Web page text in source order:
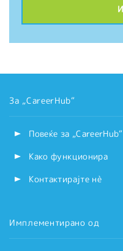
За „CareerHub“
Повеќе за „CareerHub“
Како функционира
Контактирајте нѐ
Имплементирано од